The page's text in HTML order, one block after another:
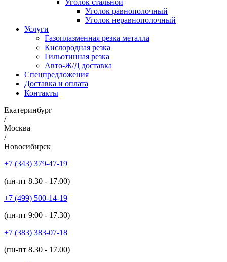
Уголок стальной
Уголок равнополочный
Уголок неравнополочный
Услуги
Газоплазменная резка металла
Кислородная резка
Гильотинная резка
Авто-Ж/Д доставка
Спецпредложения
Доставка и оплата
Контакты
Екатеринбург
/
Москва
/
Новосибирск
+7 (343) 379-47-19
(пн-пт 8.30 - 17.00)
+7 (499) 500-14-19
(пн-пт 9:00 - 17.30)
+7 (383) 383-07-18
(пн-пт 8.30 - 17.00)